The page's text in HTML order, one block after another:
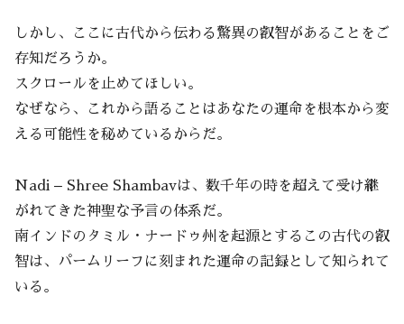
しかし、ここに古代から伝わる驚異の叡智があることをご
存知だろうか。
スクロールを止めてほしい。
なぜなら、これから語ることはあなたの運命を根本から変
える可能性を秘めているからだ。
Nadi – Shree Shambavは、数千年の時を超えて受け継
がれてきた神聖な予言の体系だ。
南インドのタミル・ナードゥ州を起源とするこの古代の叡
智は、パームリーフに刻まれた運命の記録として知られて
いる。